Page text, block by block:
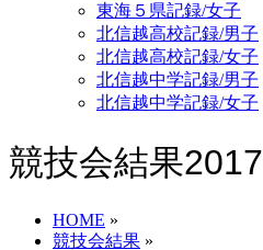
東海５県記録/女子
北信越高校記録/男子
北信越高校記録/女子
北信越中学記録/男子
北信越中学記録/女子
競技会結果2017
HOME »
競技会結果 »